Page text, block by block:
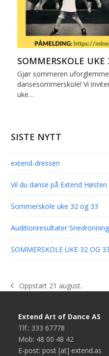
SOMMERSKOLE UKE
Gjør sommeren
dansesommerskole! Vi
uke…
SISTE NYTT
extend-dressen
Vil du danse på Extend Høsten
Sommerskole uke 32 og 33
Auditionresultater
SOMMERSKOLE UKE 32 OG 33
previous
Oppstart 21 august.
Extend Art of Dance AS
Tlf.: 333 67778
Mob: 48 00 48 42
E-post: post [at] extend.as